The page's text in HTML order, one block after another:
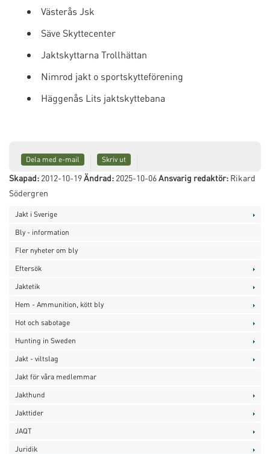
Västerås Jsk
Säve Skyttecenter
Jaktskyttarna Trollhättan
Nimrod jakt o sportskytteförening
Häggenås Lits jaktskyttebana
Dela med e-mail Skriv ut
Skapad: 2012-10-19Ändrad: 2025-10-06Ansvarig redaktör: Rikard
Södergren
Jakt i Sverige
Bly - information
Fler nyheter om bly
Eftersök
Jaktetik
Hem - Ammunition, kött bly
Hot och sabotage
Hunting in Sweden
Jakt - viltslag
Jakt för våra medlemmar
Jakthund
Jakttider
JAQT
Juridik